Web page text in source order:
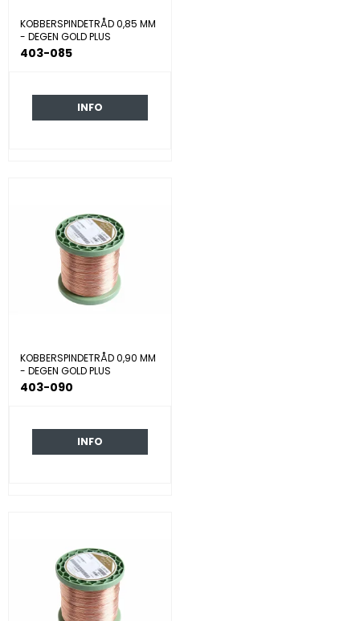
KOBBERSPINDETRÅD 0,85 MM
- DEGEN GOLD PLUS
403-085
INFO
KOBBERSPINDETRÅD 0,90 MM
- DEGEN GOLD PLUS
403-090
INFO